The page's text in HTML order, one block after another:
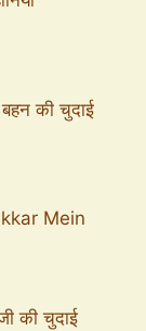
की चुदाई
Mein
की चुदाई